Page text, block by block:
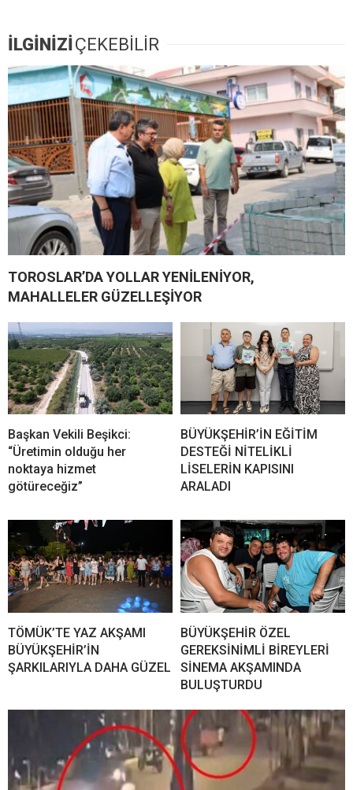
İLGİNİZİÇEKEBİLİR
TOROSLAR’DA YOLLAR YENİLENİYOR,
MAHALLELER GÜZELLEŞİYOR
Başkan Vekili Beşikci:
“Üretimin olduğu her
noktaya hizmet
götüreceğiz”
BÜYÜKŞEHİR’İN EĞİTİM
DESTEĞİ NİTELİKLİ
LİSELERİN KAPISINI
ARALADI
TÖMÜK’TE YAZ AKŞAMI
BÜYÜKŞEHİR’İN
ŞARKILARIYLA DAHA GÜZEL
BÜYÜKŞEHİR ÖZEL
GEREKSİNİMLİ BİREYLERİ
SİNEMA AKŞAMINDA
BULUŞTURDU